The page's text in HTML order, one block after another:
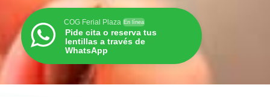
COG Ferial Plaza En línea
Pide cita o reserva tus
lentillas a través de
WhatsApp